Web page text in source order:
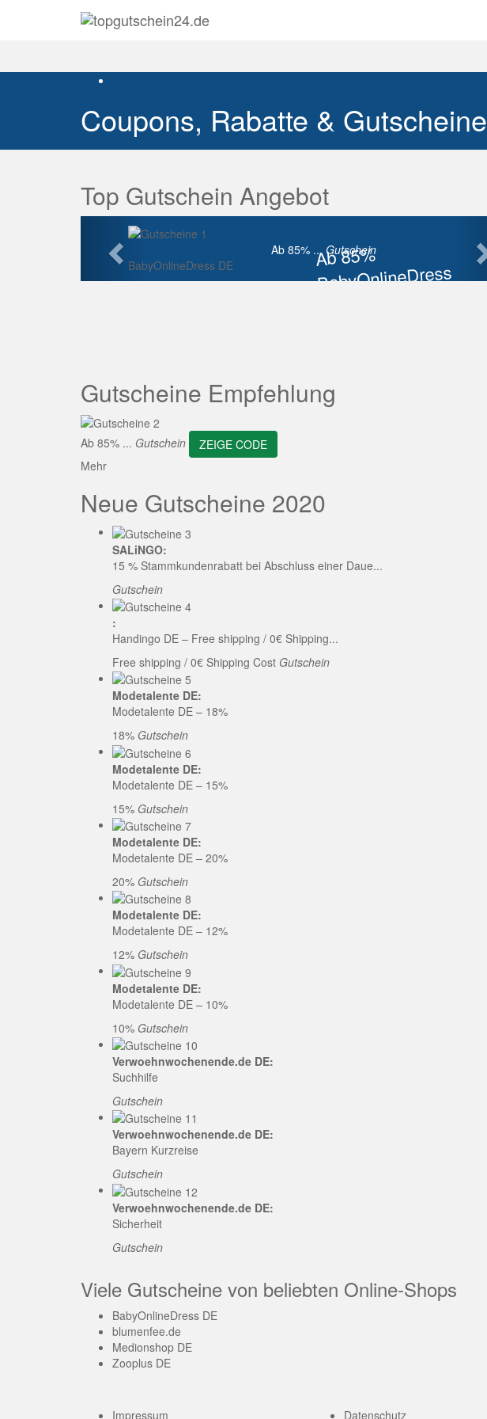
Coupons, Rabatte & Gutscheine
Top Gutschein Angebot
Ab 85%
BabyOnlineDress
Ab 85% ... Gutschein
BabyOnlineDress DE
Vorherige
Gutscheine Empfehlung
Ab 85% ... Gutschein
ZEIGE CODE
Mehr
Neue Gutscheine 2020
SALiNGO:
15 % Stammkundenrabatt bei Abschluss einer Daue...
Gutschein
:
Handingo DE – Free shipping / 0€ Shipping...
Free shipping / 0€ Shipping Cost Gutschein
Modetalente DE:
Modetalente DE – 18%
18% Gutschein
Modetalente DE:
Modetalente DE – 15%
15% Gutschein
Modetalente DE:
Modetalente DE – 20%
20% Gutschein
Modetalente DE:
Modetalente DE – 12%
12% Gutschein
Modetalente DE:
Modetalente DE – 10%
10% Gutschein
Verwoehnwochenende.de DE:
Suchhilfe
Gutschein
Verwoehnwochenende.de DE:
Bayern Kurzreise
Gutschein
Verwoehnwochenende.de DE:
Sicherheit
Gutschein
Viele Gutscheine von beliebten Online-Shops
BabyOnlineDress DE
blumenfee.de
Medionshop DE
Zooplus DE
Impressum
Datenschutz